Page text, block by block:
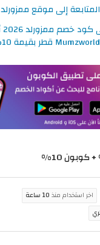
المتابعة إلى موقع ممزورلد
Mumzworld قطر بقيمة 10%
اخر استخدام منذ 10 ساعة